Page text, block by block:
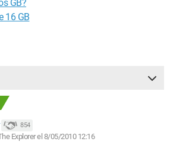
GB?
16 GB
854
Explorer el 8/05/2010 12:16